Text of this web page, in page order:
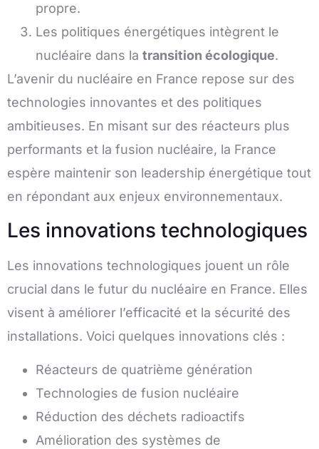
propre.
Les politiques énergétiques intègrent le
nucléaire dans la transition écologique.
L’avenir du nucléaire en France repose sur des
technologies innovantes et des politiques
ambitieuses. En misant sur des réacteurs plus
performants et la fusion nucléaire, la France
espère maintenir son leadership énergétique tout
en répondant aux enjeux environnementaux.
Les innovations technologiques
Les innovations technologiques jouent un rôle
crucial dans le futur du nucléaire en France. Elles
visent à améliorer l’efficacité et la sécurité des
installations. Voici quelques innovations clés :
Réacteurs de quatrième génération
Technologies de fusion nucléaire
Réduction des déchets radioactifs
Amélioration des systèmes de